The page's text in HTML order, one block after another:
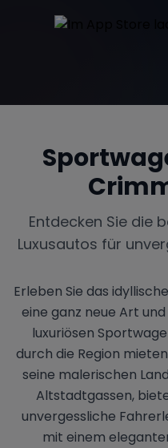
Entdecken Sie die
Luxusautos für
Erleben Sie das
eine ganz neue Art
luxuriösen
durch die Region
seine malerischen
Altstadtgassen,
unvergessliche
mit einem